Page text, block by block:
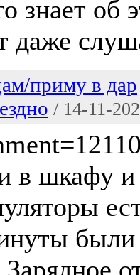
знает об
даже
приму в дар
/ 14-11-
в шкафу
были